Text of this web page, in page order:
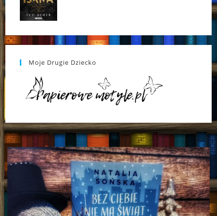
Moje Drugie Dziecko